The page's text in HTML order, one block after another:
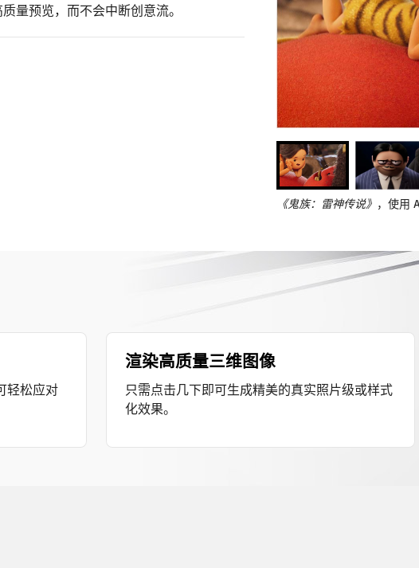
量预览，而不会中断创意流。
《鬼族：雷神传说》 ，使用
轻松应对
渲染高质量三维图像
只需点击几下即可生成精美的真实照片级或样式
化效果。